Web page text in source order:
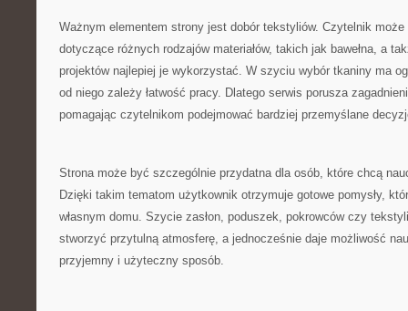
Ważnym elementem strony jest dobór tekstyliów. Czytelnik
dotyczące różnych rodzajów materiałów, takich jak bawełna, a
projektów najlepiej je wykorzystać. W szyciu wybór tkaniny ma
od niego zależy łatwość pracy. Dlatego serwis porusza
pomagając czytelnikom podejmować bardziej przemyślane
Strona może być szczególnie przydatna dla osób, które chcą
Dzięki takim tematom użytkownik otrzymuje gotowe pomysły,
własnym domu. Szycie zasłon, poduszek, pokrowców czy
stworzyć przytulną atmosferę, a jednocześnie daje możliwość
przyjemny i użyteczny sposób.